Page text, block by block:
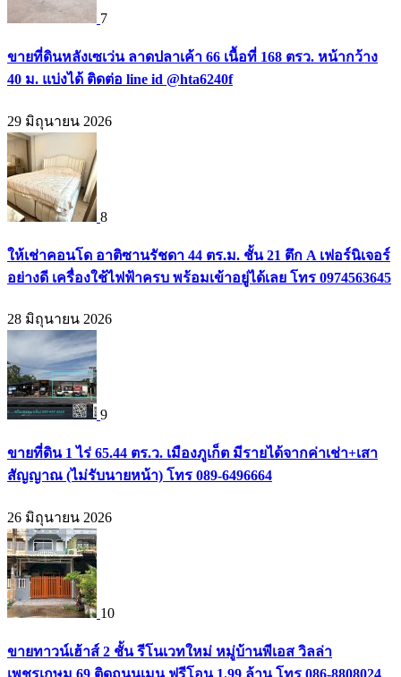
7
ขายที่ดินหลังเซเว่น ลาดปลาเค้า 66 เนื้อที่ 168 ตรว. หน้ากว้าง
40 ม. แบ่งได้ ติดต่อ line id @hta6240f
29 มิถุนายน 2026
8
ให้เช่าคอนโด อาติซานรัชดา 44 ตร.ม. ชั้น 21 ตึก A เฟอร์นิเจอร์
อย่างดี เครื่องใช้ไฟฟ้าครบ พร้อมเข้าอยู่ได้เลย โทร 0974563645
28 มิถุนายน 2026
9
ขายที่ดิน 1 ไร่ 65.44 ตร.ว. เมืองภูเก็ต มีรายได้จากค่าเช่า+เสา
สัญญาณ (ไม่รับนายหน้า) โทร 089-6496664
26 มิถุนายน 2026
10
ขายทาวน์เฮ้าส์ 2 ชั้น รีโนเวทใหม่ หมู่บ้านพีเอส วิลล่า
เพชรเกษม 69 ติดถนนเมน ฟรีโอน 1.99 ล้าน โทร 086-8808024